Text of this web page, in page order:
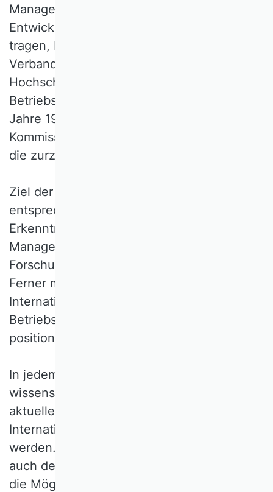
Managements geöffnet. Um dieser
Entwicklung gebührend Rechnung zu
tragen, bildete sich im Rahmen des
Verbands für Hochschullehrerinnen und
Hochschullehrer für
Betriebswirtschaftslehre e. V. (VHB) im
Jahre 1976 die Wissenschaftliche
Kommission Internationales Management,
die zurzeit mehr als 200 Mitglieder zählt.
Ziel der Kommission ist es, durch
entsprechende Forschungsarbeiten zum
Erkenntnisfortschritt im Internationalen
Management beizutragen und das Fach in
Forschung und Lehre weiterzuentwickeln.
Ferner möchte die Kommission das Fach
Internationales Management innerhalb der
Betriebswirtschafts- und Managementlehre
positionieren und institutionell stärken.
In jedem Jahr richtet die Kommission eine
wissenschaftliche Tagung aus, auf der
aktuelle Themen aus dem Fachgebiet des
Internationalen Managements diskutiert
werden. Im Rahmen dieser Tagungen wird
auch dem wissenschaftlichen Nachwuchs
die Möglichkeit geboten, qualitativ